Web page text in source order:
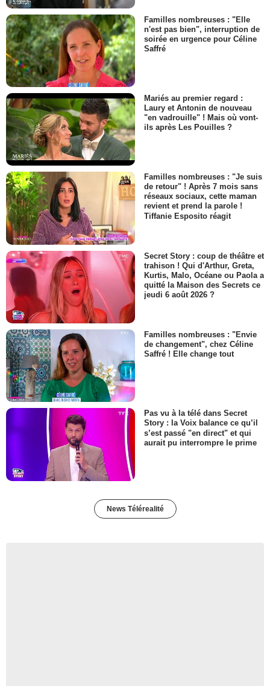
Familles nombreuses : "Elle
n'est pas bien", interruption de
soirée en urgence pour Céline
Saffré
Mariés au premier regard :
Laury et Antonin de nouveau
"en vadrouille" ! Mais où vont-
ils après Les Pouilles ?
Familles nombreuses : "Je suis
de retour" ! Après 7 mois sans
réseaux sociaux, cette maman
revient et prend la parole !
Tiffanie Esposito réagit
Secret Story : coup de théâtre et
trahison ! Qui d'Arthur, Greta,
Kurtis, Malo, Océane ou Paola a
quitté la Maison des Secrets ce
jeudi 6 août 2026 ?
Familles nombreuses : "Envie
de changement", chez Céline
Saffré ! Elle change tout
Pas vu à la télé dans Secret
Story : la Voix balance ce qu’il
s’est passé "en direct" et qui
aurait pu interrompre le prime
News Télérealité